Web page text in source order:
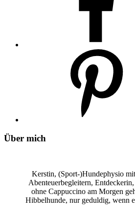
Über mich
Kerstin, (Sport-)Hundephysio
Abenteuerbegleitern,
ohne Cappuccino am Morgen
Hibbelhunde, nur geduldig, wenn